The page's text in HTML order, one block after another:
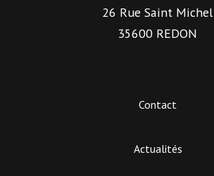
26 Rue Saint Michel
35600 REDON
Contact
Actualités